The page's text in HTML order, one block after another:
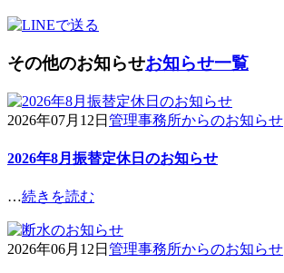
その他のお知らせお知らせ一覧
2026年07月12日 管理事務所からのお知らせ
2026年8月振替定休日のお知らせ
…続きを読む
2026年06月12日 管理事務所からのお知らせ